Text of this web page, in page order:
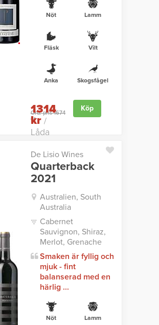
Nöt Lamm
Fläsk Vilt
Anka Skogsfågel
Ord. pris 1674
kr
1314
kr/
Låda
Köp
De Lisio Wines
Quarterback
2021
Australien, South
Australia
Cabernet
Sauvignon, Shiraz,
Merlot, Grenache
Smaken är fyllig och
mjuk - fint
balanserad med en
härlig ...
Nöt Lamm